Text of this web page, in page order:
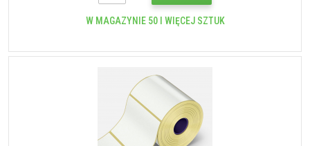
W MAGAZYNIE 50 I WIĘCEJ SZTUK